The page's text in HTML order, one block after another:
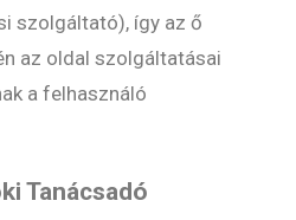
szolgáltató), így az ő
az oldal szolgáltatásai
a felhasználó
Tanácsadó